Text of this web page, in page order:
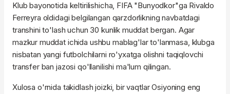
Klub bayonotida keltirilishicha, FIFA "Bunyodkor"ga Rivaldo
Ferreyra oldidagi belgilangan qarzdorlikning navbatdagi
transhini to'lash uchun 30 kunlik muddat bergan. Agar
mazkur muddat ichida ushbu mablag'lar to'lanmasa, klubga
nisbatan yangi futbolchilarni ro'yxatga olishni taqiqlovchi
transfer ban jazosi qo'llanilishi ma'lum qilingan.
Xulosa o'rnida takidlash joizki, bir vaqtlar Osiyoning eng